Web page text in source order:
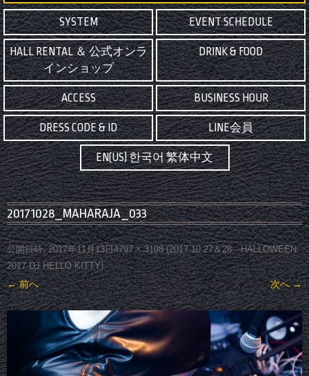
SYSTEM EVENT SCHEDULE
HALL RENTAL ＆ 公式オンラ
インショップ
DRINK & FOOD
ACCESS BUSINESS HOUR
DRESS CODE & ID LINE会員
EN(US) 한국어 繁体中文
20171028_MAHARAJA_033
公開日時: 2017年11月13日4797 × 3198(2017.10.27＆28 HALLOWEEN
2017 DJ HELLO KITTY)
← 前へ 次へ →